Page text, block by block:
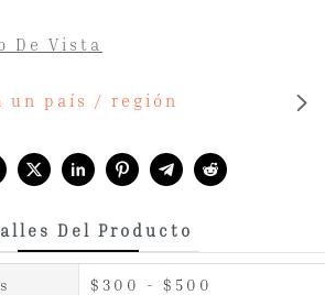
un país / región
De Vista
Del Producto
$300 - $500